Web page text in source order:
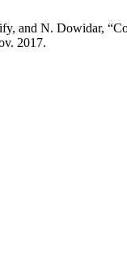
and N. Dowidar,
2017.